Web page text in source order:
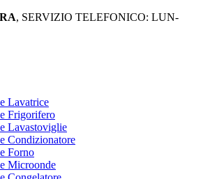
, SERVIZIO TELEFONICO: LUN-
Lavatrice
Frigorifero
Lavastoviglie
Condizionatore
Forno
Microonde